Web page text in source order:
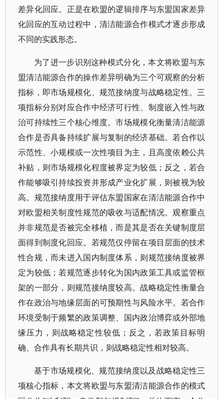
差异化回应。正是在欧盟的逻辑排序与东盟国家差异
化回应的互动过程中，清洁能源合作模式才逐步形成
不同的实践形态。
为了进一步识别这种模式分化，本文将欧盟与东
盟清洁能源合作的操作差异明确为三个可观察的分析
指标，即市场规模化、规范接纳度与战略稳定性。三
项指标分别对应合作中经济可行性、制度嵌入性与政
治可持续性三个核心维度。市场规模化衡量清洁能源
合作是否具备持续扩展与复制的经济基础。若合作以
示范性、小规模或一次性项目为主，且高度依赖公共
补贴，则市场规模化程度被界定为较低；反之，若合
作能够吸引持续投资并形成产业化扩展，则被视为较
高。规范接纳度用于评估东盟国家在清洁能源合作中
对欧盟相关制度性规范的吸收与适配情况。观察重点
并非规范是否被完全移植，而是其是否在关键制度层
面得到制度化回应。若规范仅停留在项目层面的技术
性合规，而未进入国内制度体系，则规范接纳度被界
定为较低；若规范逐步转化为国内政策工具或监管框
架的一部分，则规范接纳度较高。战略稳定性衡量合
作在政治与地缘层面的可预期性与风险水平。若合作
环境受制于频繁的政策调整、国内政治博弈或外部地
缘压力，则战略稳定性较低；反之，若政策目标明
确、合作具有长期共识，则战略稳定性相对较高。
基于市场规模化、规范接纳度以及战略稳定性三
项核心指标，本文将欧盟与东盟清洁能源合作的模式